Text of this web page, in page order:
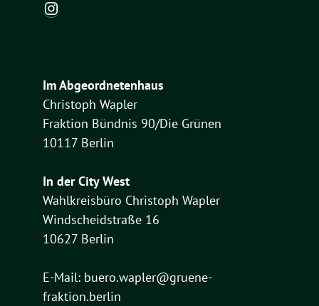
Instagram
Im Abgeordnetenhaus
Christoph Wapler
Fraktion Bündnis 90/Die Grünen
10117 Berlin
In der City West
Wahlkreisbüro Christoph Wapler
Windscheidstraße 16
10627 Berlin
E-Mail: buero.wapler@gruene-
fraktion.berlin